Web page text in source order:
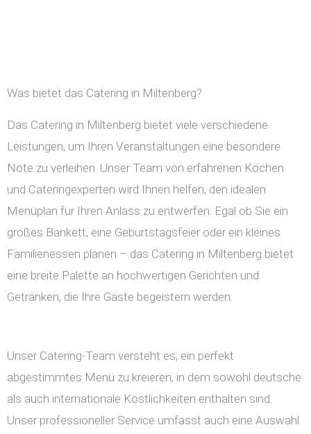
Was bietet das Catering in Miltenberg?
Das Catering in Miltenberg bietet viele verschiedene
Leistungen, um Ihren Veranstaltungen eine besondere
Note zu verleihen. Unser Team von erfahrenen Köchen
und Cateringexperten wird Ihnen helfen, den idealen
Menüplan für Ihren Anlass zu entwerfen. Egal ob Sie ein
großes Bankett, eine Geburtstagsfeier oder ein kleines
Familienessen planen – das Catering in Miltenberg bietet
eine breite Palette an hochwertigen Gerichten und
Getränken, die Ihre Gäste begeistern werden.
Unser Catering-Team versteht es, ein perfekt
abgestimmtes Menü zu kreieren, in dem sowohl deutsche
als auch internationale Köstlichkeiten enthalten sind.
Unser professioneller Service umfasst auch eine Auswahl